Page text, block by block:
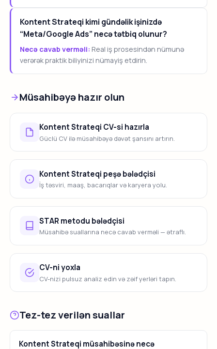
Kontent Strateqi kimi gündəlik işinizdə
“Meta/Google Ads” necə tətbiq olunur?
Necə cavab verməli: Real iş prosesindən nümunə
verərək praktik biliyinizi nümayiş etdirin.
Müsahibəyə hazır olun
Kontent Strateqi CV-si hazırla
Güclü CV ilə müsahibəyə dəvət şansını artırın.
Kontent Strateqi peşə bələdçisi
İş təsviri, maaş, bacarıqlar və karyera yolu.
STAR metodu bələdçisi
Müsahibə suallarına necə cavab verməli — ətraflı.
CV-ni yoxla
CV-nizi pulsuz analiz edin və zəif yerləri tapın.
Tez-tez verilən suallar
Kontent Strateqi müsahibəsinə necə